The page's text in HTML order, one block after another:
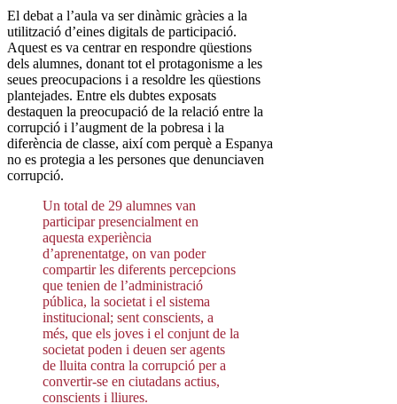
El debat a l’aula va ser dinàmic gràcies a la
utilització d’eines digitals de participació.
Aquest es va centrar en respondre qüestions
dels alumnes, donant tot el protagonisme a les
seues preocupacions i a resoldre les qüestions
plantejades. Entre els dubtes exposats
destaquen la preocupació de la relació entre la
corrupció i l’augment de la pobresa i la
diferència de classe, així com perquè a Espanya
no es protegia a les persones que denunciaven
corrupció.
Un total de 29 alumnes van
participar presencialment en
aquesta experiència
d’aprenentatge, on van poder
compartir les diferents percepcions
que tenien de l’administració
pública, la societat i el sistema
institucional; sent conscients, a
més, que els joves i el conjunt de la
societat poden i deuen ser agents
de lluita contra la corrupció per a
convertir-se en ciutadans actius,
conscients i lliures.